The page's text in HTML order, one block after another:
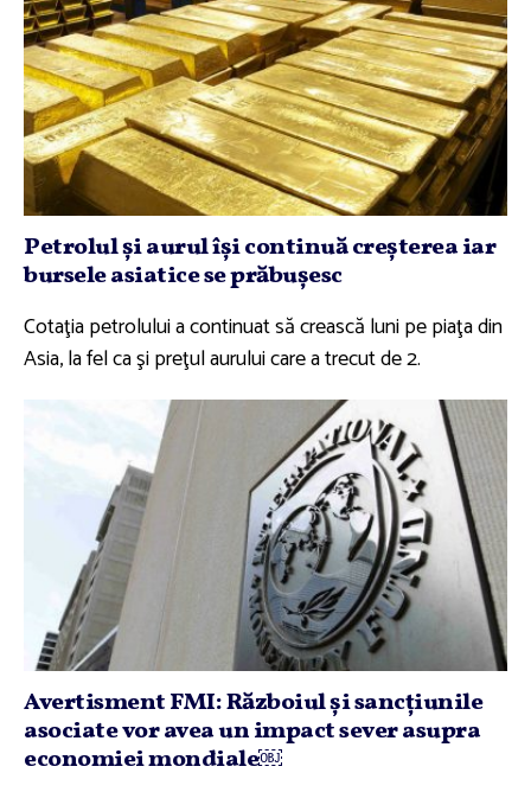
Petrolul şi aurul îşi continuă creşterea iar
bursele asiatice se prăbuşesc
Cotaţia petrolului a continuat să crească luni pe piaţa din
Asia, la fel ca şi preţul aurului care a trecut de 2.
Avertisment FMI: Războiul şi sancţiunile
asociate vor avea un impact sever asupra
economiei mondiale￼